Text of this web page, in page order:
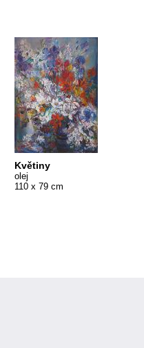
Květiny
olej
110 x 79 cm